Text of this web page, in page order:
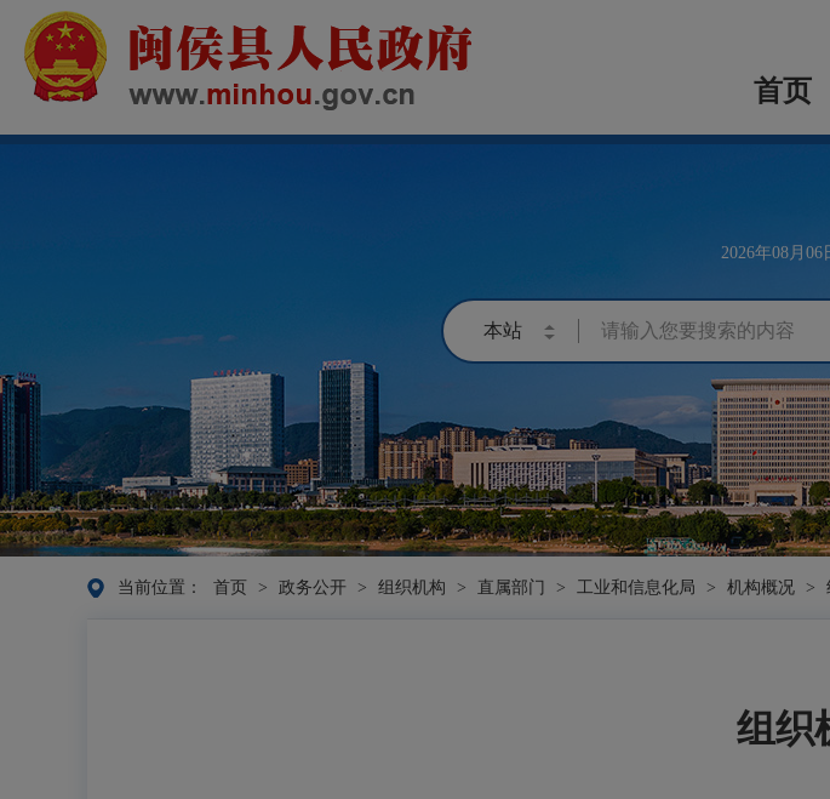
首页
2026年08月
当前位置： 首页 > 政务公开 > 组织机构 > 直属部门 > 工业和信息化局 > 机构概况 >
组织